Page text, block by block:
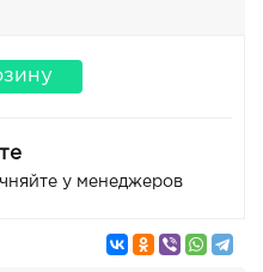
у менеджеров